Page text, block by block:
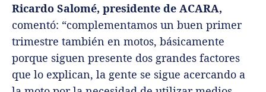
Ricardo Salomé, presidente de ACARA,
comentó: “complementamos un buen primer
trimestre también en motos, básicamente
porque siguen presente dos grandes factores
que lo explican, la gente se sigue acercando a